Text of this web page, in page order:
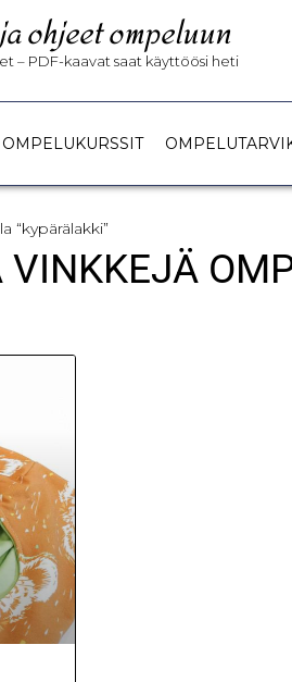
ohjeet ompeluun
– PDF-kaavat saat käyttöösi heti
OMPELUKURSSIT
“kypärälakki”